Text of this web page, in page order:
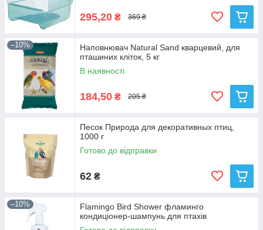
295,20 ₴ 369 ₴
–10%
Наповнювач Natural Sand кварцевий, для
пташиних кліток, 5 кг
В наявності
184,50 ₴ 205 ₴
Песок Природа для декоративных птиц,
1000 г
Готово до відправки
62 ₴
–10%
Flamingo Bird Shower фламинго
кондиціонер-шампунь для птахів